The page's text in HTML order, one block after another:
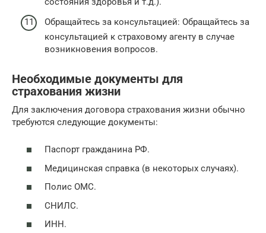
Обращайтесь за консультацией: Обращайтесь за
консультацией к страховому агенту в случае
возникновения вопросов.
Необходимые документы для
страхования жизни
Для заключения договора страхования жизни обычно
требуются следующие документы:
Паспорт гражданина РФ.
Медицинская справка (в некоторых случаях).
Полис ОМС.
СНИЛС.
ИНН.